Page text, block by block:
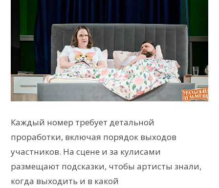
Каждый номер требует детальной
проработки, включая порядок выходов
участников. На сцене и за кулисами
размещают подсказки, чтобы артисты знали,
когда выходить и в какой